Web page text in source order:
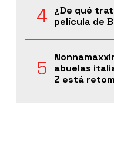
¿De qué
película de
abuelas
Z está